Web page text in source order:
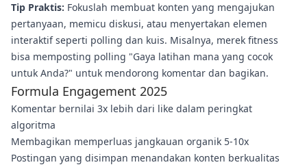
Tip Praktis: Fokuslah membuat konten yang mengajukan
pertanyaan, memicu diskusi, atau menyertakan elemen
interaktif seperti polling dan kuis. Misalnya, merek fitness
bisa memposting polling "Gaya latihan mana yang cocok
untuk Anda?" untuk mendorong komentar dan bagikan.
Formula Engagement 2025
Komentar bernilai 3x lebih dari like dalam peringkat
algoritma
Membagikan memperluas jangkauan organik 5-10x
Postingan yang disimpan menandakan konten berkualitas